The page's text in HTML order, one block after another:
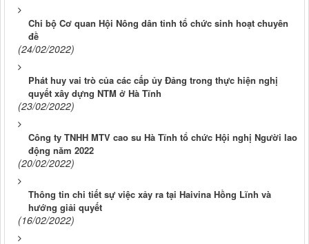
Chi bộ Cơ quan Hội Nông dân tỉnh tổ chức sinh hoạt chuyên
đề
(24/02/2022)
Phát huy vai trò của các cấp ủy Đảng trong thực hiện nghị
quyết xây dựng NTM ở Hà Tĩnh
(23/02/2022)
Công ty TNHH MTV cao su Hà Tĩnh tổ chức Hội nghị Người lao
động năm 2022
(20/02/2022)
Thông tin chi tiết sự việc xảy ra tại Haivina Hồng Lĩnh và
hướng giải quyết
(16/02/2022)